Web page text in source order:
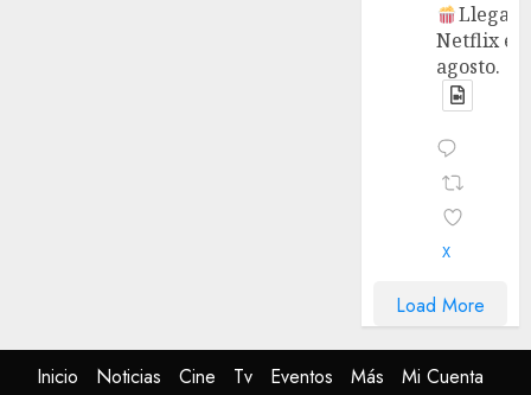
Llega a
Netflix en
agosto.
X
Load More
Inicio Noticias Cine Tv Eventos Más
Mi Cuenta